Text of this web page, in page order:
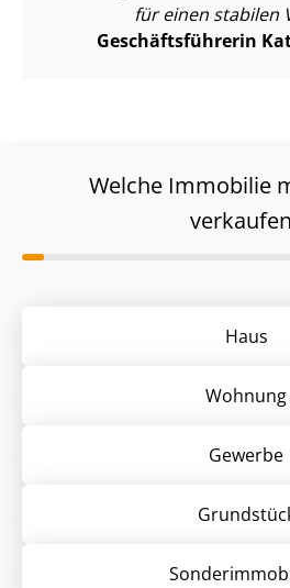
für einen stabilen
Ge­schäfts­füh­re­rin
Welche Immobilie
Haus
Wohnung
Gewerbe